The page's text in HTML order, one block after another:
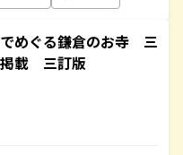
めぐる鎌倉のお寺 三
掲載 三訂版